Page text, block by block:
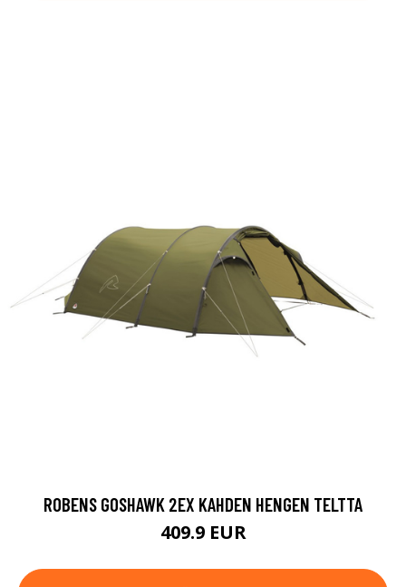
ROBENS GOSHAWK 2EX KAHDEN HENGEN TELTTA
409.9 EUR